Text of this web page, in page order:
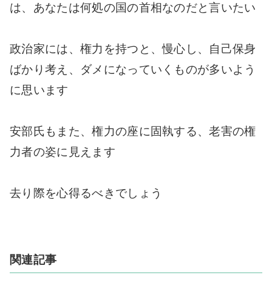
は、あなたは何処の国の首相なのだと言いたい
政治家には、権力を持つと、慢心し、自己保身
ばかり考え、ダメになっていくものが多いよう
に思います
安部氏もまた、権力の座に固執する、老害の権
力者の姿に見えます
去り際を心得るべきでしょう
関連記事